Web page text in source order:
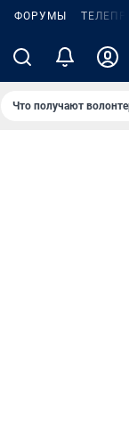
ФОРУМЫ
Что получают